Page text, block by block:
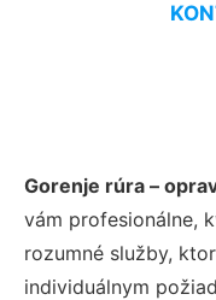
Gorenje rúra –
vám profesionálne,
rozumné služby,
individuálnym